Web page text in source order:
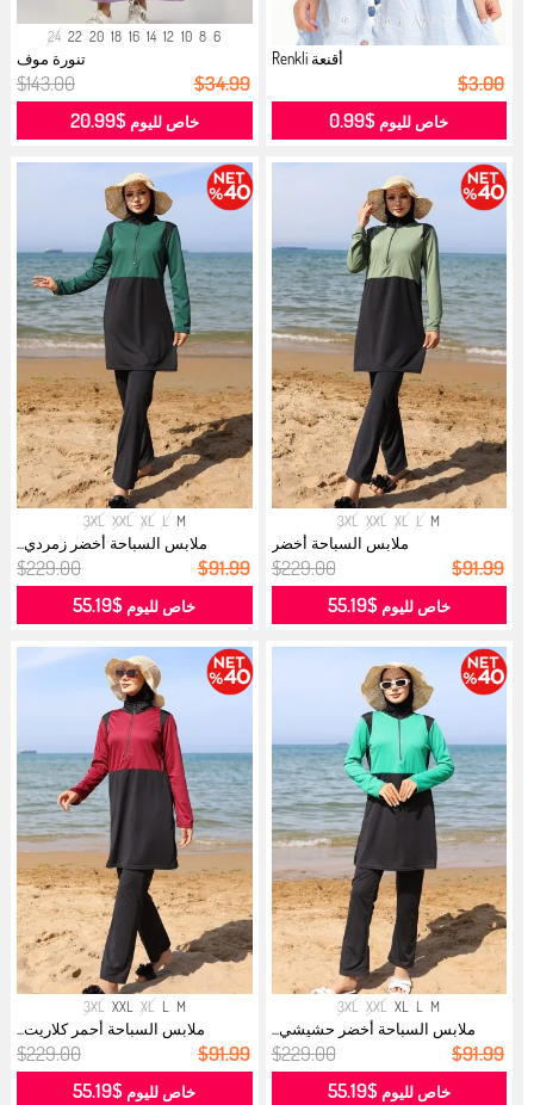
أقنعة Renkli
$3.00
خاص لليوم $0.99
6
8
10
12
14
16
18
20
22
24
تنورة موف
$143.00 $34.99
خاص لليوم$20.99
M
L
XL
XXL
3XL
ملابس السباحة أخضر
$229.00 $91.99
خاص لليوم$55.19
M
L
XL
XXL
3XL
ملابس السباحة أخضر زمردي...
$229.00 $91.99
خاص لليوم $55.19
M
L
XL
XXL
3XL
ملابس السباحة أخضر حشيشي...
$229.00 $91.99
خاص لليوم$55.19
M
L
XL
XXL
3XL
ملابس السباحة أحمر كلاريت...
$229.00 $91.99
خاص لليوم $55.19